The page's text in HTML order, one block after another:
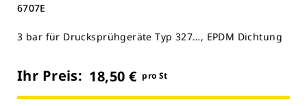
6707E
3 bar für Drucksprühgeräte Typ 327…, EPDM Dichtung
Ihr Preis: 18,50 € pro St